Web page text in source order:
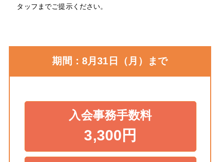
タッフまでご提示ください。
期間：8月31日（月）まで
入会事務手数料
3,300円